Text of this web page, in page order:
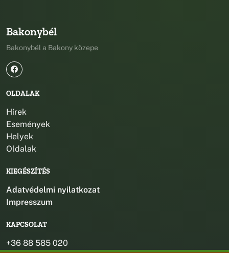
Bakonybél
Bakonybél a Bakony közepe
OLDALAK
Hírek
Események
Helyek
Oldalak
KIEGÉSZÍTÉS
Adatvédelmi nyilatkozat
Impresszum
KAPCSOLAT
+36 88 585 020